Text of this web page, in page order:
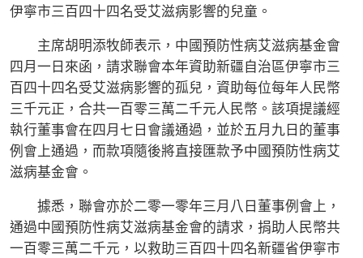
伊寧市三百四十四名受艾滋病影響的兒童。
主席胡明添牧師表示，中國預防性病艾滋病基金會
四月一日來函，請求聯會本年資助新疆自治區伊寧市三
百四十四名受艾滋病影響的孤兒，資助每位每年人民幣
三千元正，合共一百零三萬二千元人民幣。該項提議經
執行董事會在四月七日會議通過，並於五月九日的董事
例會上通過，而款項隨後將直接匯款予中國預防性病艾
滋病基金會。
據悉，聯會亦於二零一零年三月八日董事例會上，
通過中國預防性病艾滋病基金會的請求，捐助人民幣共
一百零三萬二千元，以救助三百四十四名新疆省伊寧市